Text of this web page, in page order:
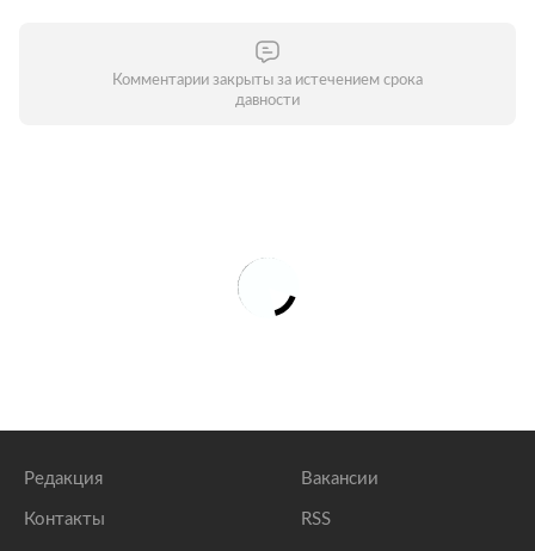
Комментарии закрыты за истечением срока
давности
Редакция
Контакты
Вакансии
RSS